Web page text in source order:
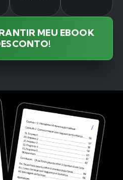
MEU EBOOK